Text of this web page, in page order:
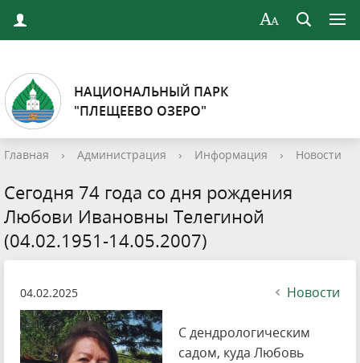
НАЦИОНАЛЬНЫЙ ПАРК
"ПЛЕЩЕЕВО ОЗЕРО"
Главная › Администрация › Информация › Новости
Сегодня 74 года со дня рождения
Любови Ивановны Телегиной
(04.02.1951-14.05.2007)
04.02.2025 Новости
С дендрологическим
садом, куда Любовь